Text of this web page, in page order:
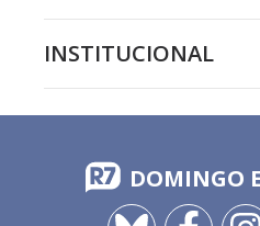
INSTITUCIONAL
DOMINGO